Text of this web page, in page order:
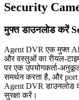
Security
मुफ्त डाउनलोड करें
Agent DVR एक मुफ्त AI-
और वस्तुओं का रीयल-
पर एक उपयोगकर्ता-
समर्थन करता है, और port
Agent DVR डाउनलोड
सुरक्षा करें।